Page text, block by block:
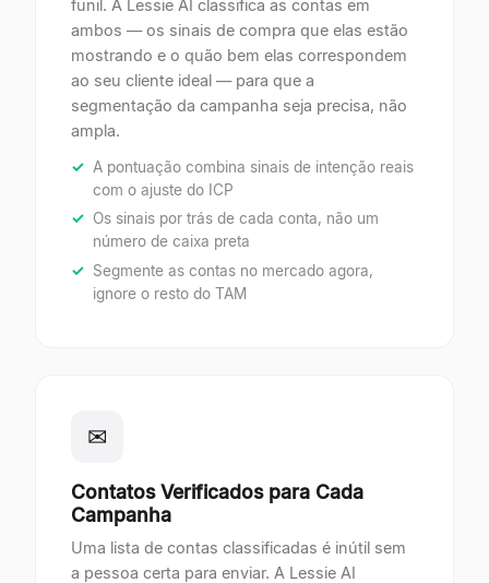
funil. A Lessie AI classifica as contas em
ambos — os sinais de compra que elas estão
mostrando e o quão bem elas correspondem
ao seu cliente ideal — para que a
segmentação da campanha seja precisa, não
ampla.
A pontuação combina sinais de intenção reais
com o ajuste do ICP
Os sinais por trás de cada conta, não um
número de caixa preta
Segmente as contas no mercado agora,
ignore o resto do TAM
✉
Contatos Verificados para Cada
Campanha
Uma lista de contas classificadas é inútil sem
a pessoa certa para enviar. A Lessie AI